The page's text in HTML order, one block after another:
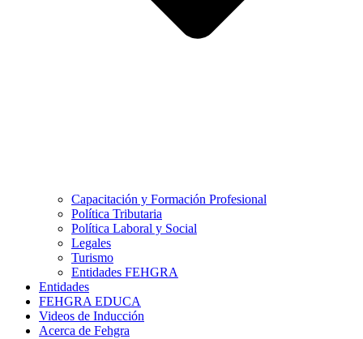
Capacitación y Formación Profesional
Política Tributaria
Política Laboral y Social
Legales
Turismo
Entidades FEHGRA
Entidades
FEHGRA EDUCA
Videos de Inducción
Acerca de Fehgra